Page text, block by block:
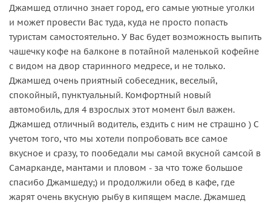
Джамшед отлично знает город, его самые уютные уголки
и может провести Вас туда, куда не просто попасть
туристам самостоятельно. У Вас будет возможность выпить
чашечку кофе на балконе в потайной маленькой кофейне
с видом на двор старинного медресе, и не только.
Джамшед очень приятный собеседник, веселый,
спокойный, пунктуальный. Комфортный новый
автомобиль, для 4 взрослых этот момент был важен.
Джамшед отличный водитель, ездить с ним не страшно ) С
учетом того, что мы хотели попробовать все самое
вкусное и сразу, то пообедали мы самой вкусной самсой в
Самарканде, мантами и пловом - за что тоже большое
спасибо Джамшеду;) и продолжили обед в кафе, где
жарят очень вкусную рыбу в кипящем масле. Джамшед